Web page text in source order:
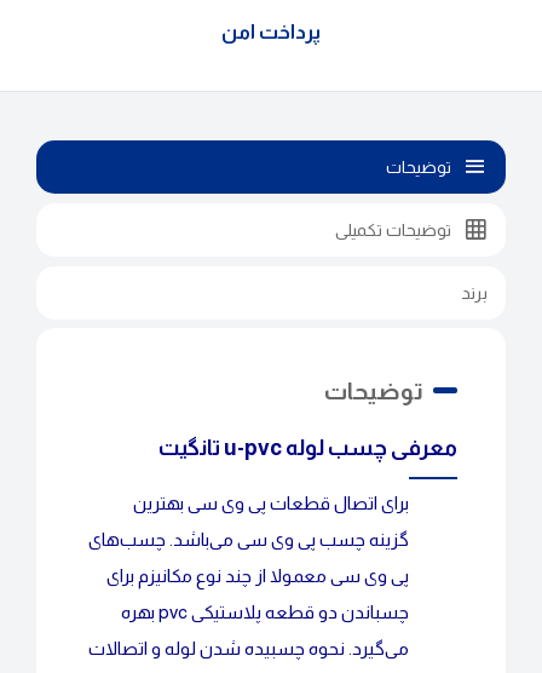
پرداخت امن
توضیحات
توضیحات تکمیلی
برند
توضیحات
معرفی چسب لوله u-pvc تانگیت
برای اتصال قطعات پی وی سی بهترین
گزینه چسب پی وی سی می‌باشد. چسب‌های
پی وی سی معمولا از چند نوع مکانیزم برای
چسباندن دو قطعه پلاستیکی pvc بهره
می‌گیرد. نحوه چسبیده شدن لوله و اتصالات